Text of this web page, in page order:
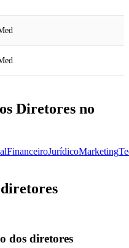
Diretores no
FinanceiroJurídicoMarketing
dos diretores